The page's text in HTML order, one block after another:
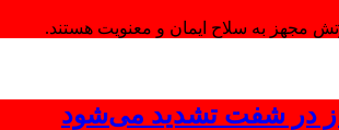
در شفت تشدید می‌شود